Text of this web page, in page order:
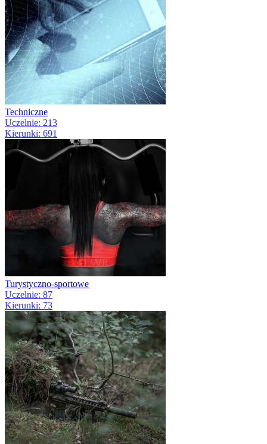
Techniczne
Uczelnie: 213
Kierunki: 691
Turystyczno-sportowe
Uczelnie: 87
Kierunki: 73